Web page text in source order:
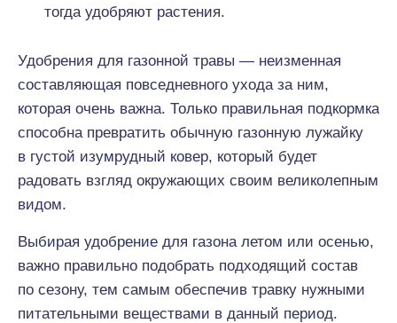
тогда удобряют растения.
Удобрения для газонной травы — неизменная
составляющая повседневного ухода за ним,
которая очень важна. Только правильная подкормка
способна превратить обычную газонную лужайку
в густой изумрудный ковер, который будет
радовать взгляд окружающих своим великолепным
видом.
Выбирая удобрение для газона летом или осенью,
важно правильно подобрать подходящий состав
по сезону, тем самым обеспечив травку нужными
питательными веществами в данный период.